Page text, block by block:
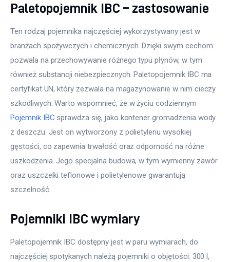
Paletopojemnik IBC – zastosowanie
Ten rodzaj pojemnika najczęściej wykorzystywany jest w
branżach spożywczych i chemicznych. Dzięki swym cechom
pozwala na przechowywanie różnego typu płynów, w tym
również substancji niebezpiecznych. Paletopojemnik IBC ma
certyfikat UN, który zezwala na magazynowanie w nim cieczy
szkodliwych. Warto wspomnieć, że w życiu codziennym
Pojemnik IBC sprawdza się, jako kontener gromadzenia wody
z deszczu. Jest on wytworzony z polietylenu wysokiej
gęstości, co zapewnia trwałość oraz odporność na różne
uszkodzenia. Jego specjalna budowa, w tym wymienny zawór
oraz uszczelki teflonowe i polietylenowe gwarantują
szczelność.
Pojemniki IBC wymiary
Paletopojemnik IBC dostępny jest w paru wymiarach, do
najczęściej spotykanych należą pojemniki o objętości: 300 l,